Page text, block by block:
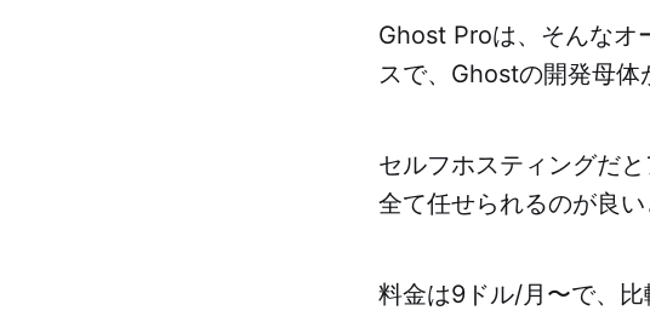
Ghost Proは、そんなオ
スで、Ghostの開発母体
セルフホスティングだ
全て任せられるのが良い
料金は9ドル/月〜で、比